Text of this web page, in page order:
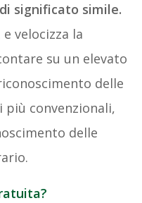
significato simile.
velocizza la
su un elevato
delle
più convenzionali,
delle